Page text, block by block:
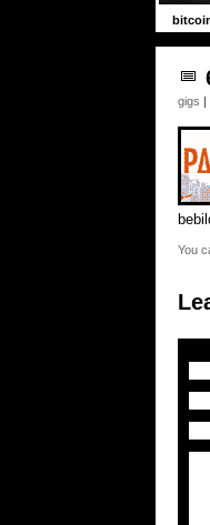
gigs |
You